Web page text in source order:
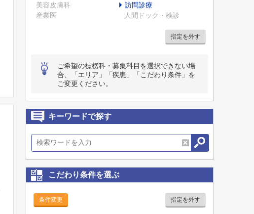
美容皮膚科
訪問診療
産業医
人間ドック・検診
指定を外す
ご希望の標榜科・募集科目を選択できない場
合、「エリア」「疾患」「こだわり条件」を
ご変更ください。
キーワードで探す
こだわり条件を選ぶ
条件変更 指定を外す